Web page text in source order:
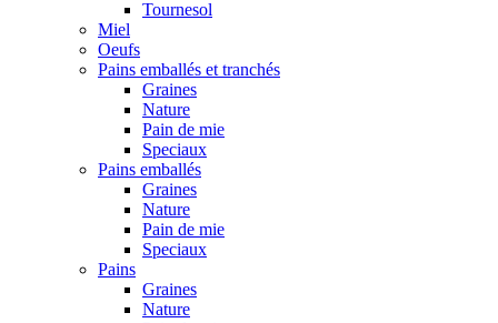
Tournesol
Miel
Oeufs
Pains emballés et tranchés
Graines
Nature
Pain de mie
Speciaux
Pains emballés
Graines
Nature
Pain de mie
Speciaux
Pains
Graines
Nature